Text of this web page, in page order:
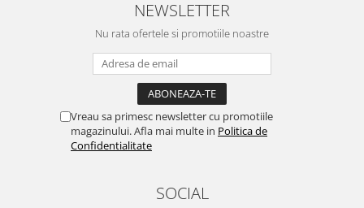
NEWSLETTER
Nu rata ofertele si promotiile noastre
Vreau sa primesc newsletter cu promotiile
magazinului. Afla mai multe in Politica de
Confidentialitate
SOCIAL